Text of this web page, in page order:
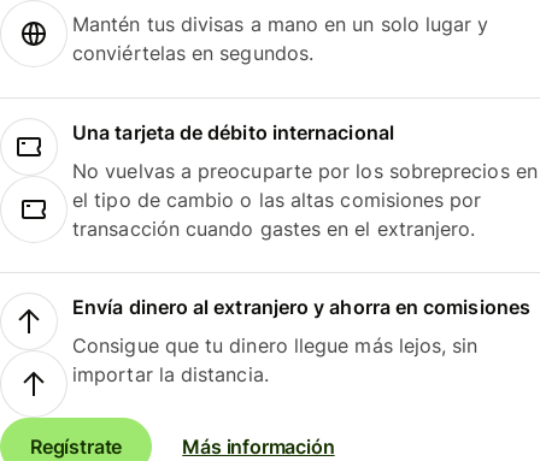
Mantén tus divisas a mano en un solo lugar y
conviértelas en segundos.
Una tarjeta de débito internacional
No vuelvas a preocuparte por los sobreprecios en
el tipo de cambio o las altas comisiones por
transacción cuando gastes en el extranjero.
Envía dinero al extranjero y ahorra en comisiones
Consigue que tu dinero llegue más lejos, sin
importar la distancia.
Regístrate Más información